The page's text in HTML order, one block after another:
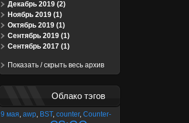
Декабрь 2019 (2)
Ноябрь 2019 (1)
Октябрь 2019 (1)
Сентябрь 2019 (1)
Сентябрь 2017 (1)
Показать / скрыть весь архив
Облако тэгов
9 мая, awp, BST, counter, Counter-